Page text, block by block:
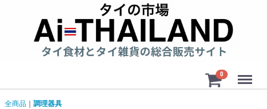
0 Menu
全商品 調理器具